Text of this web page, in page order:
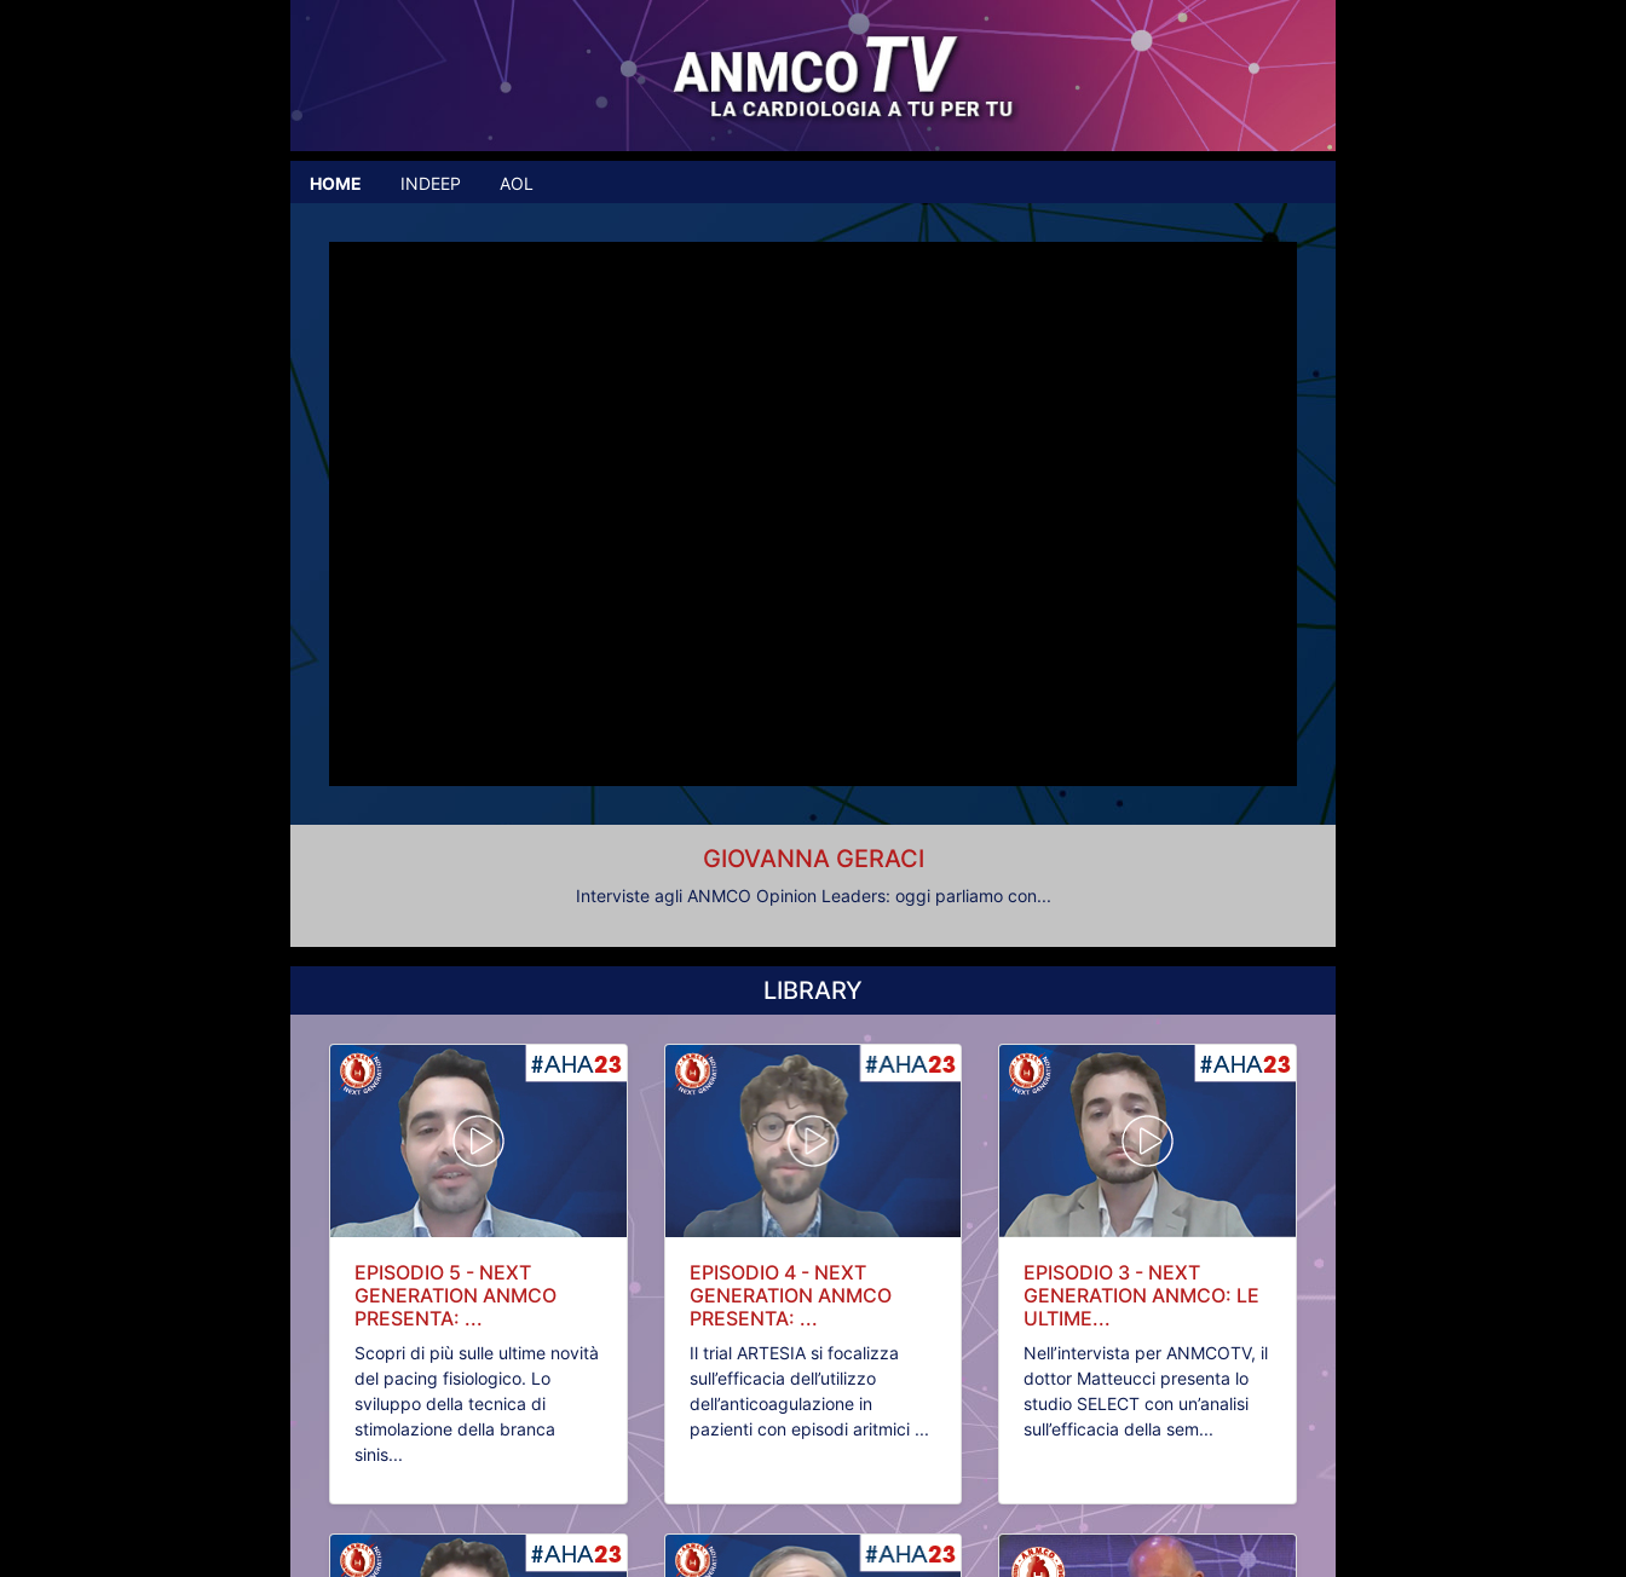
HOME INDEEP AOL
GIOVANNA GERACI
Interviste agli ANMCO Opinion Leaders: oggi parliamo con...
LIBRARY
EPISODIO 5 - NEXT
GENERATION ANMCO
PRESENTA: ...
Scopri di più sulle ultime novità
del pacing fisiologico. Lo
sviluppo della tecnica di
stimolazione della branca
sinis...
EPISODIO 4 - NEXT
GENERATION ANMCO
PRESENTA: ...
Il trial ARTESIA si focalizza
sull’efficacia dell’utilizzo
dell’anticoagulazione in
pazienti con episodi aritmici ...
EPISODIO 3 - NEXT
GENERATION ANMCO: LE
ULTIME...
Nell’intervista per ANMCOTV, il
dottor Matteucci presenta lo
studio SELECT con un’analisi
sull’efficacia della sem...